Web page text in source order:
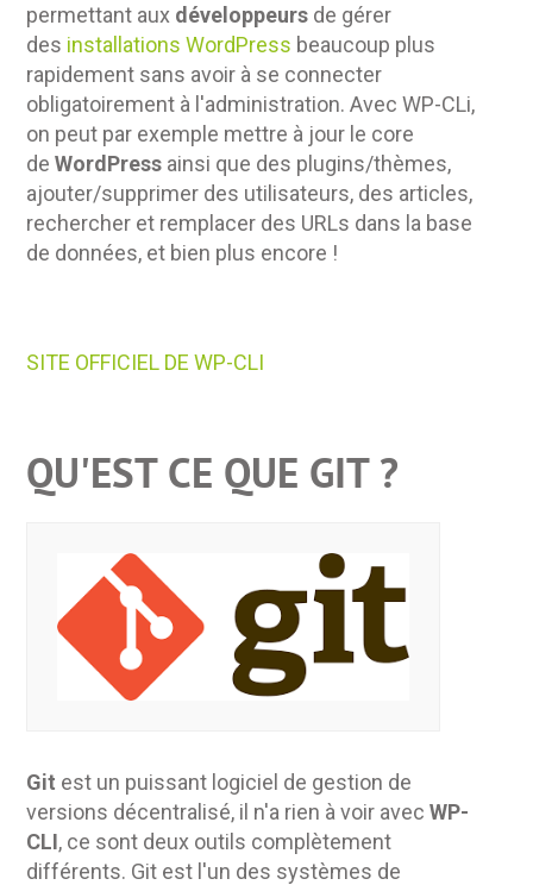
permettant aux développeurs de gérer
des installations WordPress beaucoup plus
rapidement sans avoir à se connecter
obligatoirement à l'administration. Avec WP-CLi,
on peut par exemple mettre à jour le core
deWordPress ainsi que des plugins/thèmes,
ajouter/supprimer des utilisateurs, des articles,
rechercher et remplacer des URLs dans la base
de données, et bien plus encore !
SITE OFFICIEL DE WP-CLI
QU'EST CE QUE GIT ?
Git est un puissant logiciel de gestion de
versions décentralisé, il n'a rien à voir avec WP-
CLI, ce sont deux outils complètement
différents. Git est l'un des systèmes de